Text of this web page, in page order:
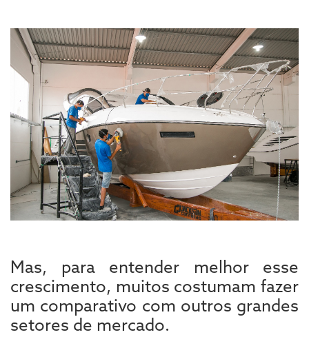
Mas, para entender melhor esse
crescimento, muitos costumam fazer
um comparativo com outros grandes
setores de mercado.